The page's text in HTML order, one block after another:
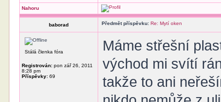
Nahoru
baborad Předmět příspěvku: Re: Mytí oken
Stálá členka fóra
Registrován: pon zář 26, 2011
8:28 pm
Příspěvky: 69
Máme střešní
východ mi svítí
takže to ani